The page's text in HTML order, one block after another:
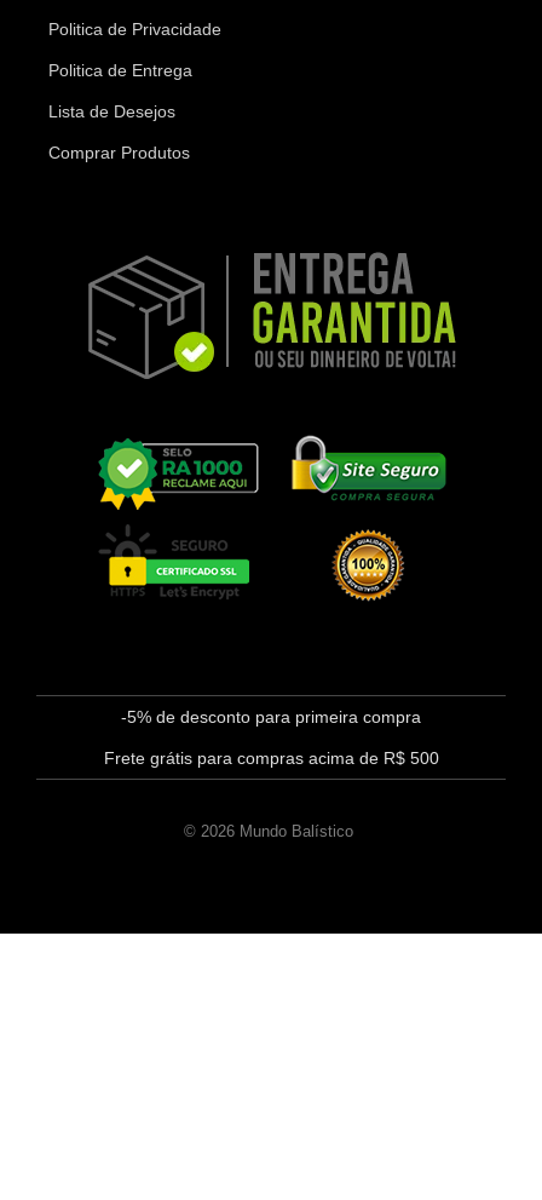
Politica de Privacidade
Politica de Entrega
Lista de Desejos
Comprar Produtos
-5% de desconto para primeira compra
Frete grátis para compras acima de R$ 500
© 2026 Mundo Balístico